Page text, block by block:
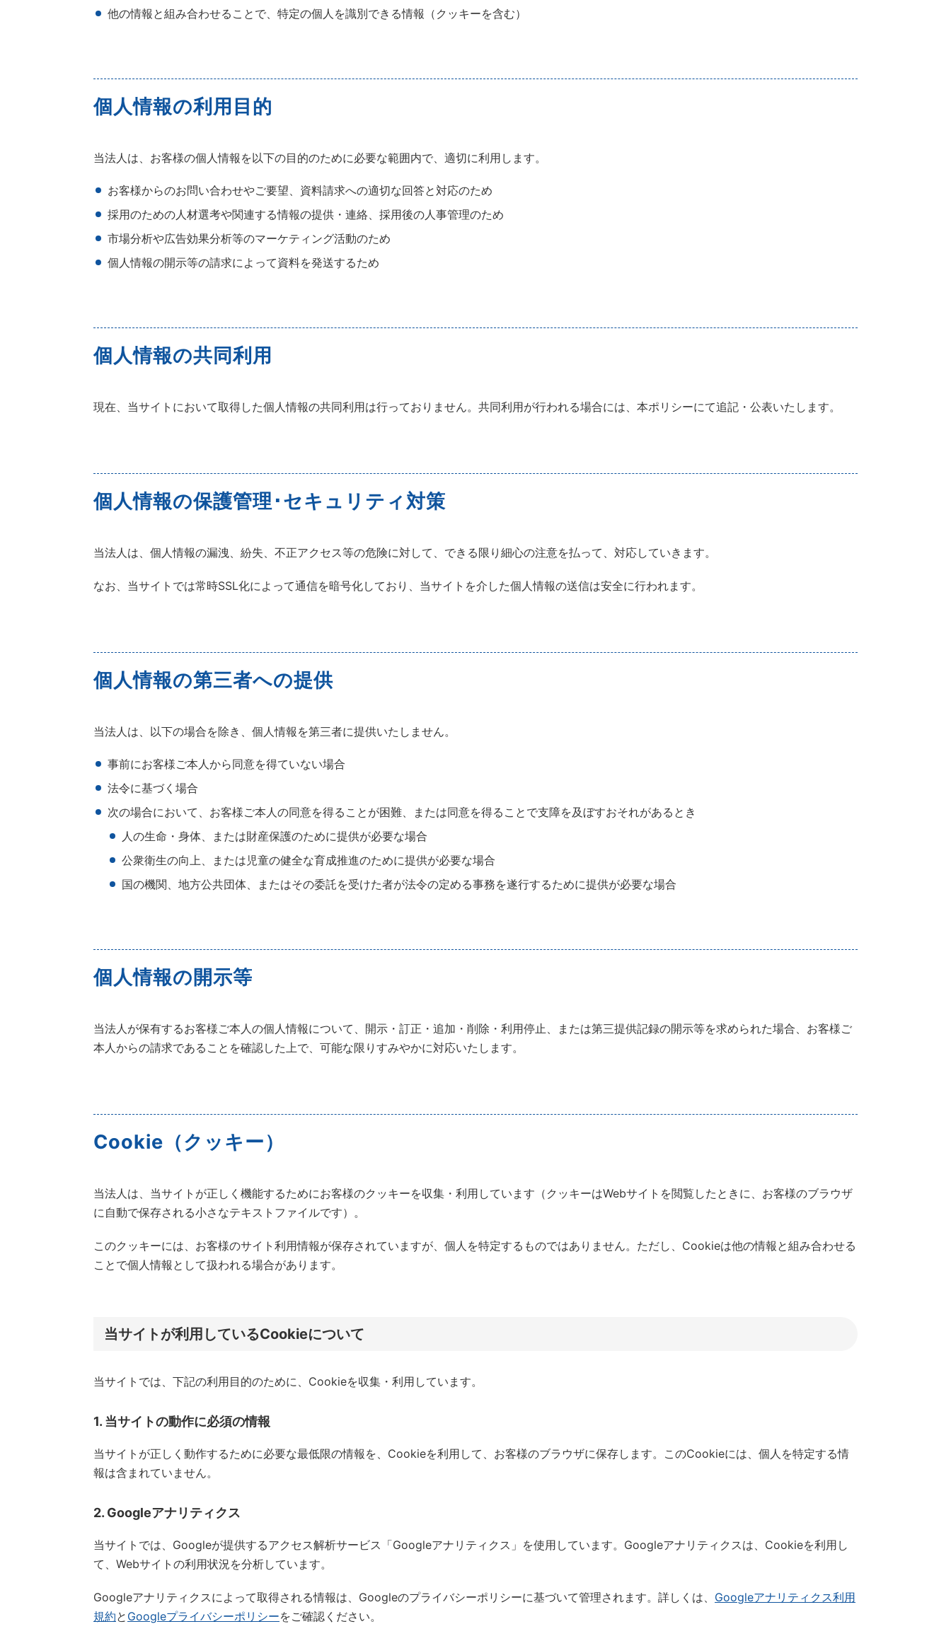
他の情報と組み合わせることで、特定の個人を識別できる情報（クッキーを含む）
個人情報の利用目的
当法人は、お客様の個人情報を以下の目的のために必要な範囲内で、適切に利用します。
お客様からのお問い合わせやご要望、資料請求への適切な回答と対応のため
採用のための人材選考や関連する情報の提供・連絡、採用後の人事管理のため
市場分析や広告効果分析等のマーケティング活動のため
個人情報の開示等の請求によって資料を発送するため
個人情報の共同利用
現在、当サイトにおいて取得した個人情報の共同利用は行っておりません。共同利用が行われる場合には、本ポリシーにて追記・公表いたします。
個人情報の保護管理･セキュリティ対策
当法人は、個人情報の漏洩、紛失、不正アクセス等の危険に対して、できる限り細心の注意を払って、対応していきます。
なお、当サイトでは常時SSL化によって通信を暗号化しており、当サイトを介した個人情報の送信は安全に行われます。
個人情報の第三者への提供
当法人は、以下の場合を除き、個人情報を第三者に提供いたしません。
事前にお客様ご本人から同意を得ていない場合
法令に基づく場合
次の場合において、お客様ご本人の同意を得ることが困難、または同意を得ることで支障を及ぼすおそれがあるとき
人の生命・身体、または財産保護のために提供が必要な場合
公衆衛生の向上、または児童の健全な育成推進のために提供が必要な場合
国の機関、地方公共団体、またはその委託を受けた者が法令の定める事務を遂行するために提供が必要な場合
個人情報の開示等
当法人が保有するお客様ご本人の個人情報について、開示・訂正・追加・削除・利用停止、または第三提供記録の開示等を求められた場合、お客様ご
本人からの請求であることを確認した上で、可能な限りすみやかに対応いたします。
Cookie（クッキー）
当法人は、当サイトが正しく機能するためにお客様のクッキーを収集・利用しています（クッキーはWebサイトを閲覧したときに、お客様のブラウザ
に自動で保存される小さなテキストファイルです）。
このクッキーには、お客様のサイト利用情報が保存されていますが、個人を特定するものではありません。ただし、Cookieは他の情報と組み合わせる
ことで個人情報として扱われる場合があります。
当サイトが利用しているCookieについて
当サイトでは、下記の利用目的のために、Cookieを収集・利用しています。
1. 当サイトの動作に必須の情報
当サイトが正しく動作するために必要な最低限の情報を、Cookieを利用して、お客様のブラウザに保存します。このCookieには、個人を特定する情
報は含まれていません。
2. Googleアナリティクス
当サイトでは、Googleが提供するアクセス解析サービス「Googleアナリティクス」を使用しています。Googleアナリティクスは、Cookieを利用し
て、Webサイトの利用状況を分析しています。
Googleアナリティクスによって取得される情報は、Googleのプライバシーポリシーに基づいて管理されます。詳しくは、 Googleアナリティクス利用
規約と Googleプライバシーポリシーをご確認ください。